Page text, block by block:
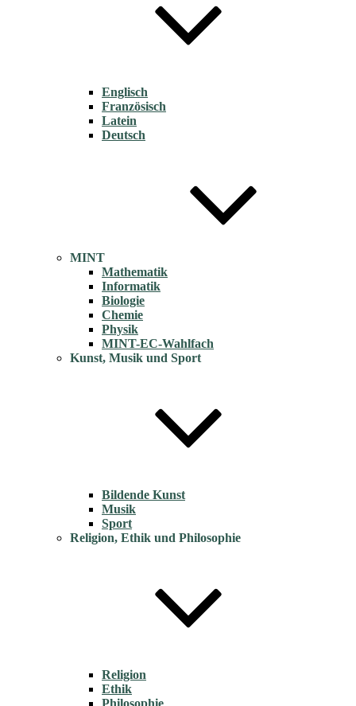
Englisch
Französisch
Latein
Deutsch
MINT
Mathematik
Informatik
Biologie
Chemie
Physik
MINT-EC-Wahlfach
Kunst, Musik und Sport
Bildende Kunst
Musik
Sport
Religion, Ethik und Philosophie
Religion
Ethik
Philosophie